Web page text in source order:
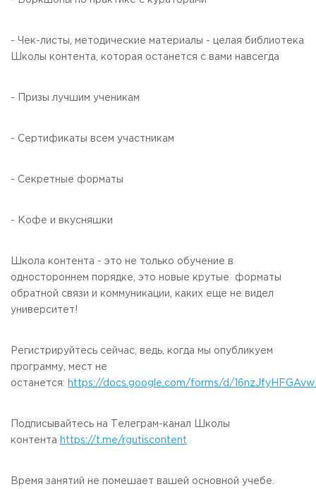
- Чек-листы, методические материалы - целая библиотека
Школы контента, которая останется с вами навсегда
- Призы лучшим ученикам
- Сертификаты всем участникам
- Секретные форматы
- Кофе и вкусняшки
Школа контента - это не только обучение в
одностороннем порядке, это новые крутые форматы
обратной связи и коммуникации, каких еще не видел
университет!
Регистрируйтесь сейчас, ведь, когда мы опубликуем
программу, мест не
останется: https://docs.google.com/forms/d/
Подписывайтесь на Телеграм-канал Школы
контента https://t.me/rgutiscontent
Время занятий не помешает вашей основной учебе.